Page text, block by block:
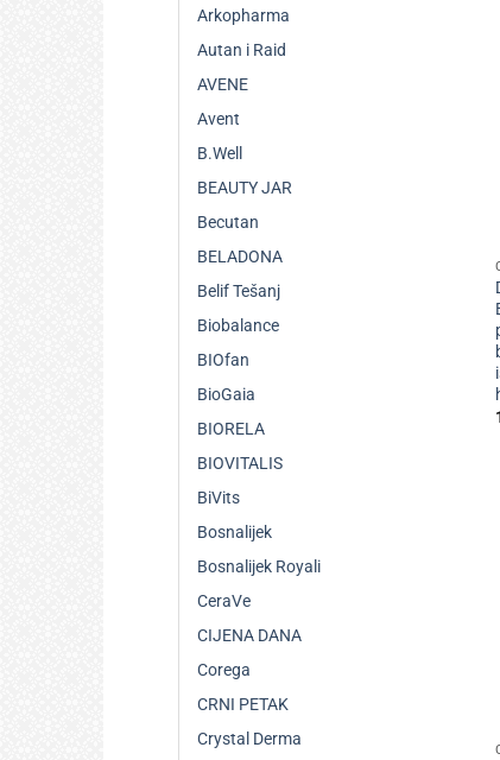
Arkopharma
Autan i Raid
AVENE
Avent
B.Well
BEAUTY JAR
Becutan
BELADONA
Belif Tešanj
Biobalance
BIOfan
BioGaia
BIORELA
BIOVITALIS
BiVits
Bosnalijek
Bosnalijek Royali
CeraVe
CIJENA DANA
Corega
CRNI PETAK
Crystal Derma